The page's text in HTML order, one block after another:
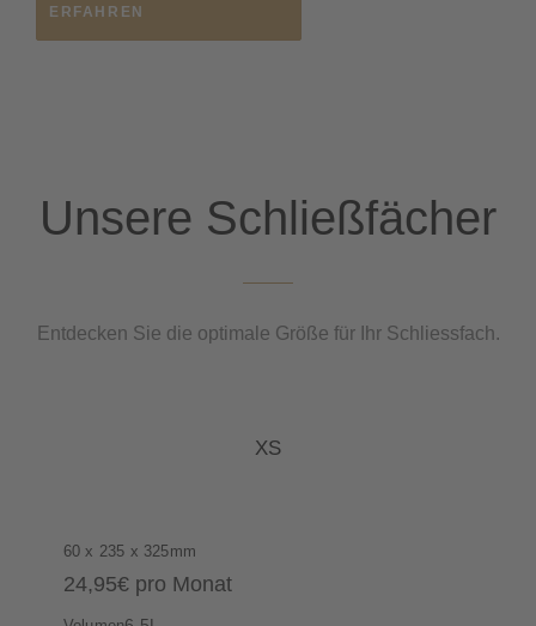
ERFAHREN
Unsere Schließfächer
Entdecken Sie die optimale Größe für Ihr Schliessfach.
XS
60 x 235 x 325mm
24,95€ pro Monat